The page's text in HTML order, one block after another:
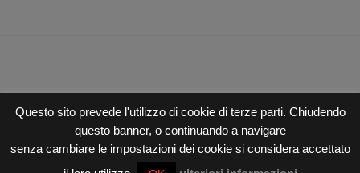
Copyright © 2026 Suitex International
Privacy Policy
Questo sito prevede l'utilizzo di cookie di terze parti. Chiudendo
questo banner, o continuando a navigare
senza cambiare le impostazioni dei cookie si considera accettato